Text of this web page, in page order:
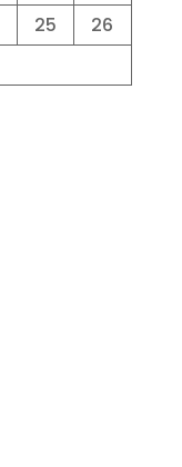
25
26